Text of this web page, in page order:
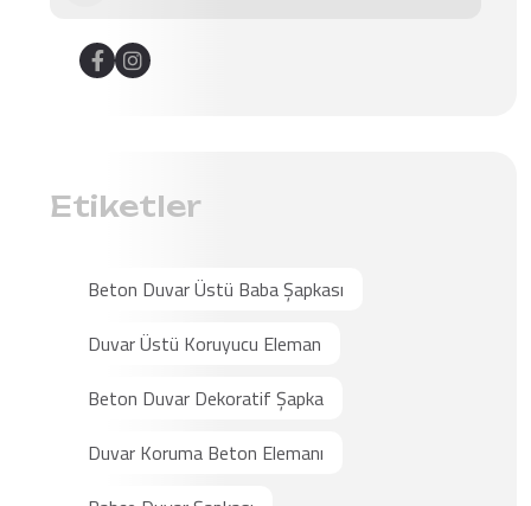
Etiketler
Beton Duvar Üstü Baba Şapkası
Duvar Üstü Koruyucu Eleman
Beton Duvar Dekoratif Şapka
Duvar Koruma Beton Elemanı